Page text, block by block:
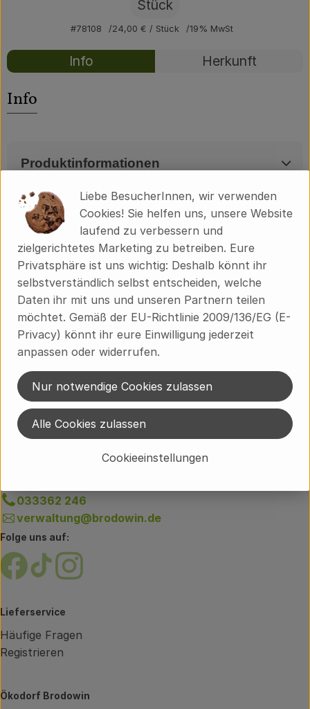
Community
Stück
#78108 24,00 € / Stück 19% MwSt
Rezepte
Info Herkunft
Info
Produktinformationen
Herkunft
Hersteller: Manufaktur BLAUSIEB
16248 Lunow-Stolzenhagen Brandenburg
Du hast eine Frage zum Lieferservice?
Brodowiner Dorfstraße 89
16230 Chorin OT Brodowin
033362 60-300
info@brodowin.de
Unsere Verwaltung erreichst du unter:
033362 246
verwaltung@brodowin.de
Folge uns auf:
Externer Link zu https://www.facebook.com/
Externer Link zu https://www.tiktok.com/
Externer Link zu https://
Lieferservice
Häufige Fragen
Registrieren
Ökodorf Brodowin
Liebe BesucherInnen, wir verwenden
Cookies! Sie helfen uns, unsere Website
laufend zu verbessern und
zielgerichtetes Marketing zu betreiben. Eure
Privatsphäre ist uns wichtig: Deshalb könnt ihr
selbstverständlich selbst entscheiden, welche
Daten ihr mit uns und unseren Partnern teilen
möchtet. Gemäß der EU-Richtlinie 2009/136/EG (E-
Privacy) könnt ihr eure Einwilligung jederzeit
anpassen oder widerrufen.
Cookieeinstellungen
Nur notwendige Cookies zulassen
Alle Cookies zulassen